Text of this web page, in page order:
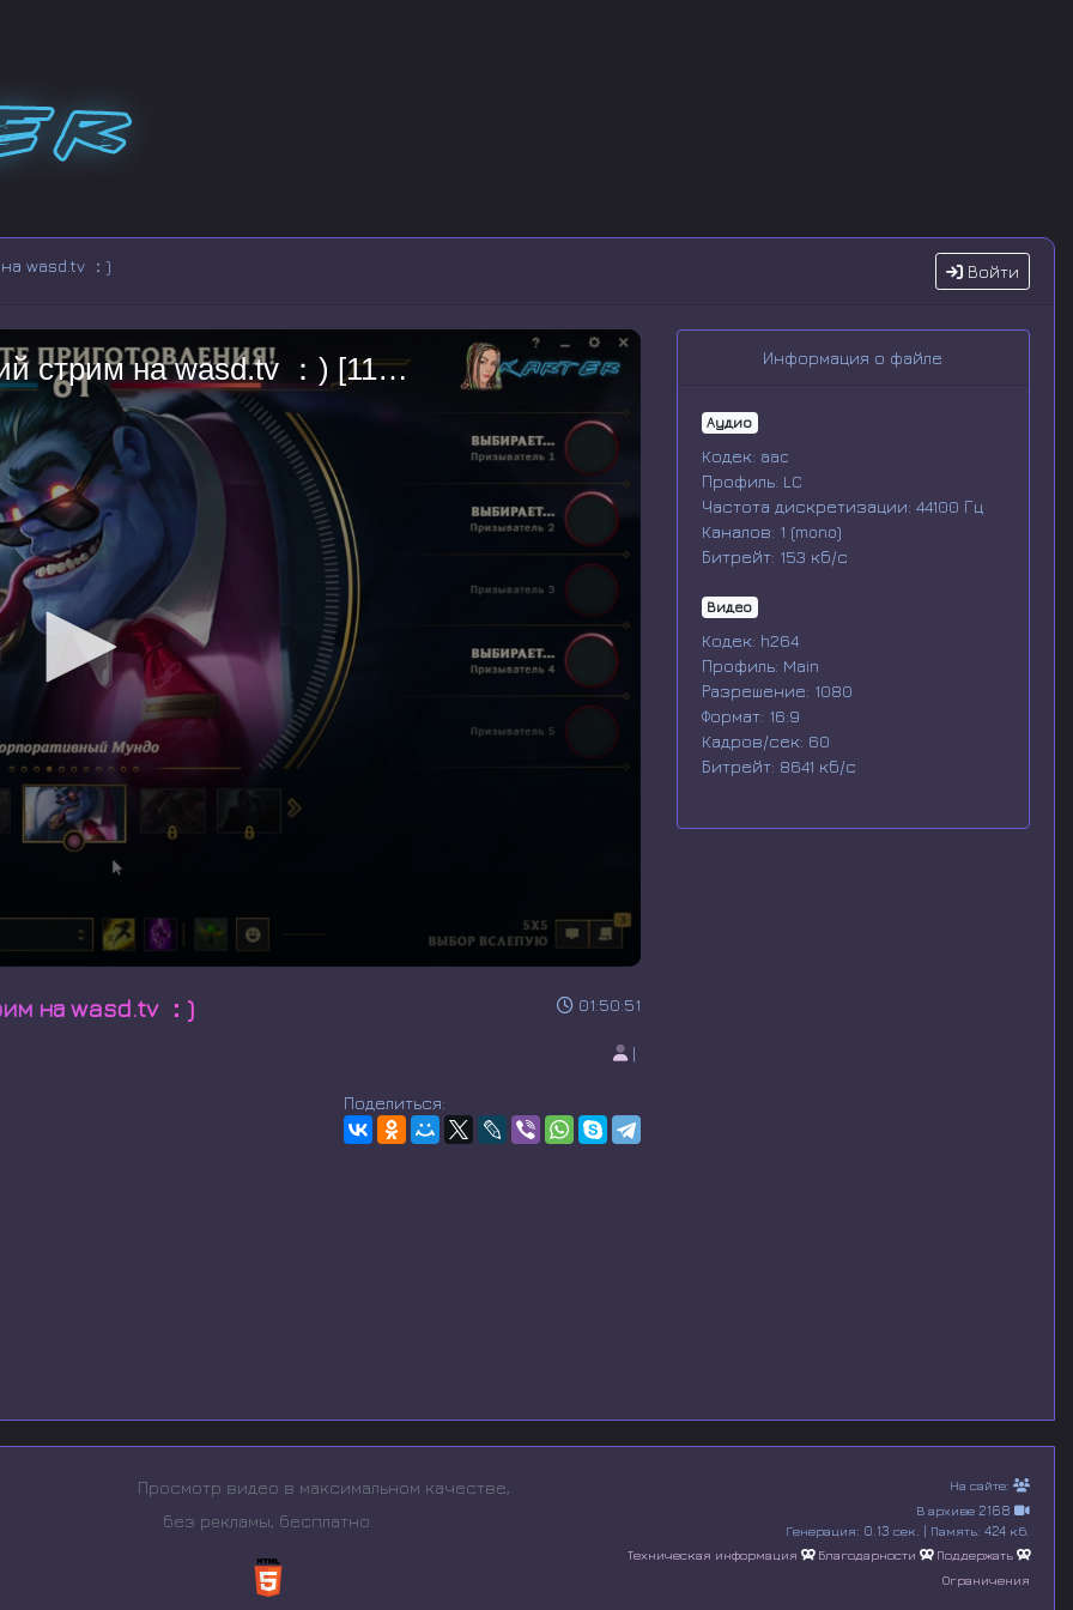
Войти
wasd.tv ：)
Привет! Это мой пятьдесят третий стрим на wasd.tv ：) [1128700]
01:50:51
на wasd.tv ：)
|
Поделиться:
Информация о файле
Аудио
Кодек: aac
Профиль: LC
Частота дискретизации: 44100 Гц
Каналов: 1 (mono)
Битрейт: 153 кб/с
Видео
Кодек: h264
Профиль: Main
Разрешение: 1080
Формат: 16:9
Кадров/сек: 60
Битрейт: 8641 кб/с
Просмотр видео в максимальном качестве,
без рeкламы, бесплатно.
На сайте:
В архиве 2168
Генерация: 0.13 сек. | Память: 424 кб.
Техническая информация
Благодарности
Поддержать
Ограничения